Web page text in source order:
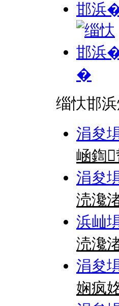
�
缁忕邯
涓夋
崡鍧
涓夋
涜瀺
浜屾
涜瀺
涓夋
娴疯